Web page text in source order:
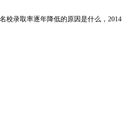
录取率逐年降低的原因是什么，